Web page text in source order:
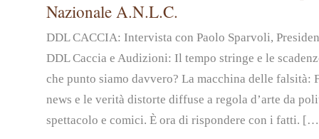
Nazionale A.N.L.C.
DDL CACCIA: Intervista con Paolo Sparvoli,
DDL Caccia e Audizioni: Il tempo stringe e le
che punto siamo davvero? La macchina delle falsità:
news e le verità distorte diffuse a regola d’arte da
spettacolo e comici. È ora di rispondere con i fatti.